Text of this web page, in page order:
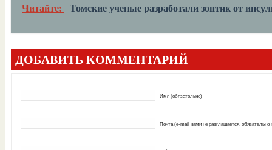
Читайте: Томские ученые разработали зонтик от
ДОБАВИТЬ КОММЕНТАРИЙ
Имя (обязательно)
Почта (e-mail нами не разглашается, обязательно